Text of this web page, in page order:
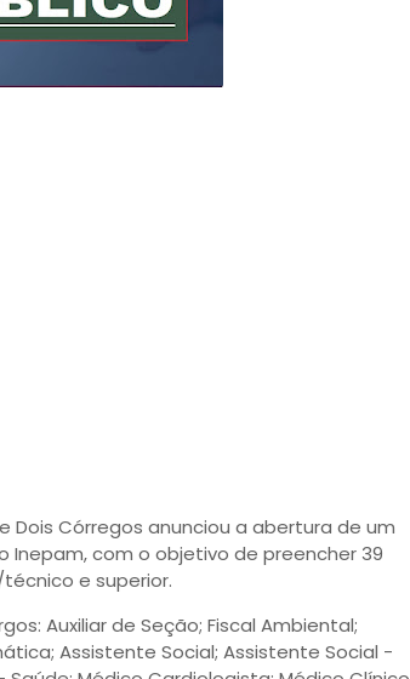
Dois Córregos anunciou a abertura de um
Inepam, com o objetivo de preencher 39
e superior.
Auxiliar de Seção; Fiscal Ambiental;
Assistente Social; Assistente Social -